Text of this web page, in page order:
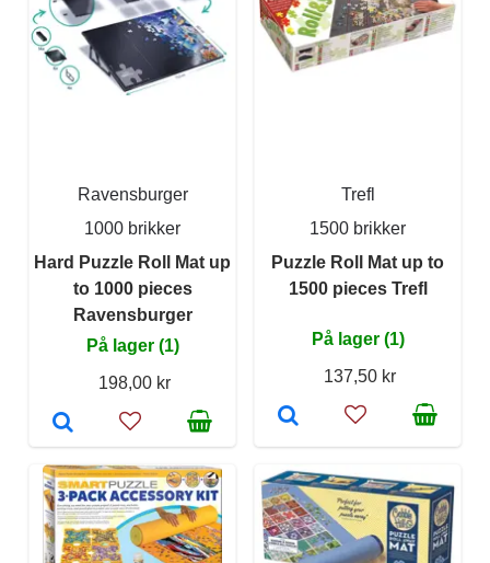
Ravensburger
1000 brikker
Hard Puzzle Roll Mat up
to 1000 pieces
Ravensburger
På lager (1)
198,00 kr
Trefl
1500 brikker
Puzzle Roll Mat up to
1500 pieces Trefl
På lager (1)
137,50 kr